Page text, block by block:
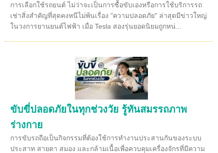
การเลือกใช้รถยนต์ ไม่ว่าจะเป็นการซื้อขับเองหรือการใช้บริการรถ
เช่าสิ่งสำคัญที่สุดคงหนีไม่พ้นเรื่อง "ความปลอดภัย" ล่าสุดมีข่าวใหญ่
ในวงการยานยนต์ไฟฟ้า เมื่อ Tesla สองรุ่นยอดนิยมถูกหน่...
ขับขี่ปลอดภัยในทุกช่วงวัย รู้ทันสมรรถภาพ
ร่างกาย
การขับรถถือเป็นกิจกรรมที่ต้องใช้การทำงานประสานกันของระบบ
ประสาท สายตา สมอง และกล้ามเนื้อเพื่อควบคุมเครื่องจักรที่มีความ